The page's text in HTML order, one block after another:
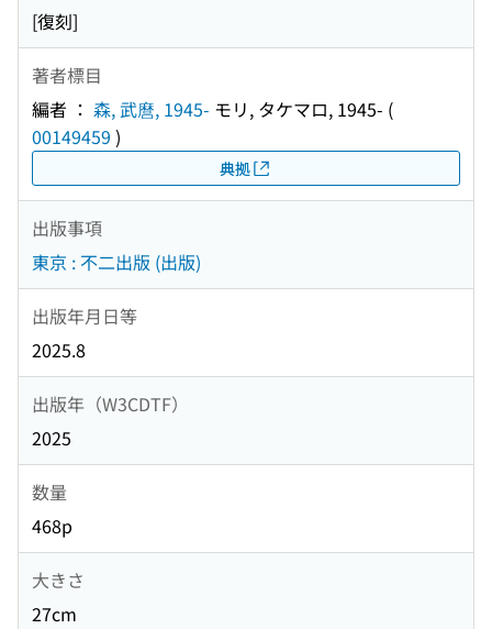
[復刻]
著者標目
編者 ： 森, 武麿, 1945- モリ, タケマロ, 1945- (
00149459 )
典拠
出版事項
東京 : 不二出版 (出版)
出版年月日等
2025.8
出版年（W3CDTF）
2025
数量
468p
大きさ
27cm